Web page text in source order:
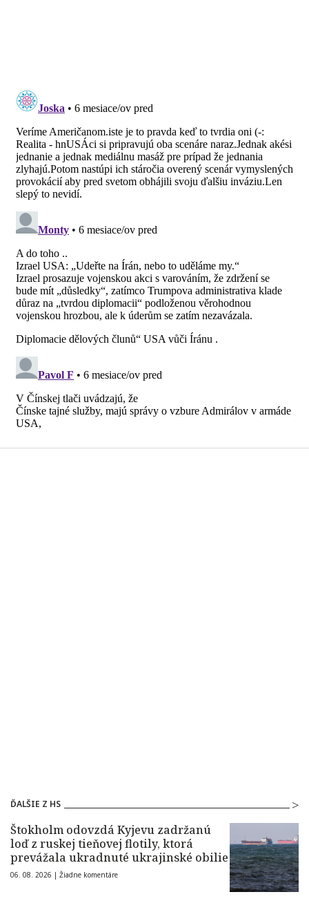
ĎALŠIE Z HS
Štokholm odovzdá Kyjevu zadržanú
loď z ruskej tieňovej flotily, ktorá
prevážala ukradnuté ukrajinské obilie
06. 08. 2026 | Žiadne komentáre